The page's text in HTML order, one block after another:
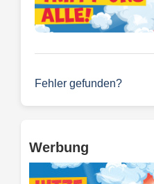
Fehler gefunden?
Werbung